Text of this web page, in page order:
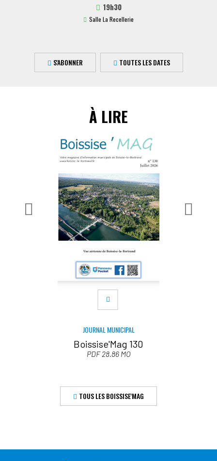
19h30
Salle La Recellerie
S'ABONNER TOUTES LES DATES
À LIRE
JOURNAL MUNICIPAL
Boissise'Mag 130
PDF 28.86 MO
TOUS LES BOISSISE'MAG